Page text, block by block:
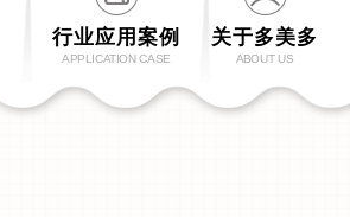
行业应用案例
APPLICATION CASE
关于多美多
ABOUT US